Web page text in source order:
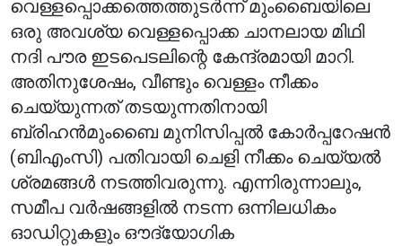
വെള്ളപ്പൊക്കത്തെത്തുടർന്ന് മുംബൈയിലെ
ഒരു അവശ്യ വെള്ളപ്പൊക്ക ചാനലായ മിഥി
നദി പൗര ഇടപെടലിന്റെ കേന്ദ്രമായി മാറി.
അതിനുശേഷം, വീണ്ടും വെള്ളം നീക്കം
ചെയ്യുന്നത് തടയുന്നതിനായി
ബ്രിഹൻമുംബൈ മുനിസിപ്പൽ കോർപ്പറേഷൻ
(ബിഎംസി) പതിവായി ചെളി നീക്കം ചെയ്യൽ
ശ്രമങ്ങൾ നടത്തിവരുന്നു. എന്നിരുന്നാലും,
സമീപ വർഷങ്ങളിൽ നടന്ന ഒന്നിലധികം
ഓഡിറ്റുകളും ഔദ്യോഗിക